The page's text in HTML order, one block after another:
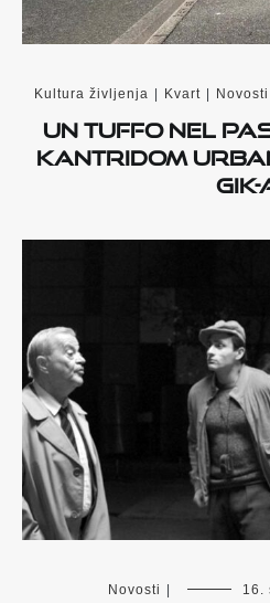
Kultura življenja Kvart Novosti
Un tuffo nel
Kantridom
Novosti | 16.